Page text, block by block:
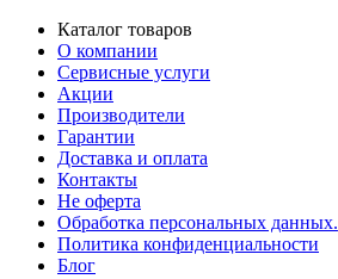
Каталог товаров
О компании
Сервисные услуги
Акции
Производители
Гарантии
Доставка и оплата
Контакты
Не оферта
Обработка персональных данных.
Политика конфиденциальности
Блог